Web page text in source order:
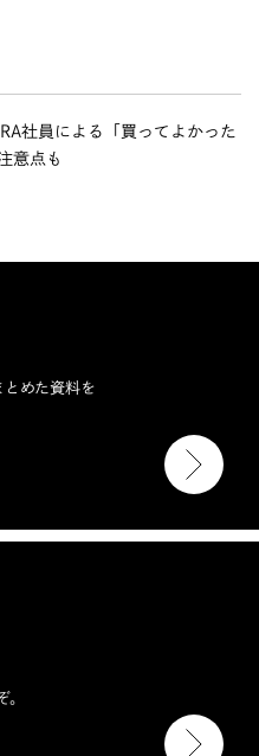
社員による「買ってよかった
意点も
めた資料を
。